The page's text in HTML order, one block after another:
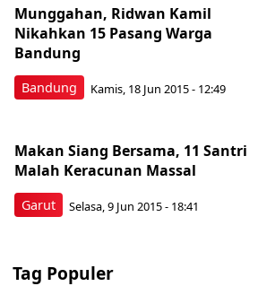
Bandung
Munggahan, Ridwan Kamil
Nikahkan 15 Pasang Warga
Bandung
Kamis, 18 Jun 2015 - 12:49
Garut
Makan Siang Bersama, 11 Santri
Malah Keracunan Massal
Selasa, 9 Jun 2015 - 18:41
Tag Populer